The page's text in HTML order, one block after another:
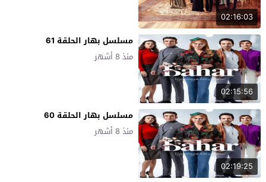
02:16:03
02:15:56
مسلسل بهار الحلقة 61
منذ 8 أشهر
02:19:25
مسلسل بهار الحلقة 60
منذ 8 أشهر